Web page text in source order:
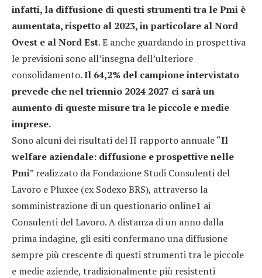
infatti, la diffusione di questi strumenti tra le Pmi è
aumentata, rispetto al 2023, in particolare al Nord
Ovest e al Nord Est. E anche guardando in prospettiva
le previsioni sono all’insegna dell’ulteriore
consolidamento.Il 64,2% del campione intervistato
prevede che nel triennio 2024 2027 ci sarà un
aumento di queste misure tra le piccole e medie
imprese.
Sono alcuni dei risultati del II rapporto annuale “Il
welfare aziendale: diffusione e prospettive nelle
Pmi” realizzato da Fondazione Studi Consulenti del
Lavoro e Pluxee (ex Sodexo BRS), attraverso la
somministrazione di un questionario online1 ai
Consulenti del Lavoro. A distanza di un anno dalla
prima indagine, gli esiti confermano una diffusione
sempre più crescente di questi strumenti tra le piccole
e medie aziende, tradizionalmente più resistenti